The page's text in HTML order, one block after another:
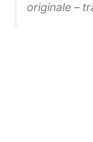
originale –